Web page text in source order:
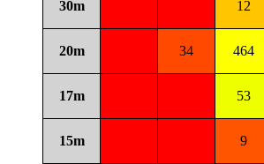
30m 12
20m 34 464
17m 53
15m 9